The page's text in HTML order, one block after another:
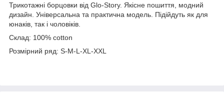
Трикотажні борцовки від Glo-Story. Якісне пошиття, модний
дизайн. Універсальна та практична модель. Підійдуть як для
юнаків, так і чоловіків.
Склад: 100% cotton
Розмірний ряд: S-M-L-XL-XXL